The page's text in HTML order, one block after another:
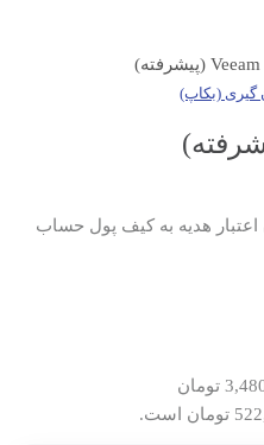
گیری (بکاپ)
دوره، ۱۵۰٬۰۰۰ تومان اعتبار هدیه به کیف پول حساب
قیمت اصلی 3,480,000 تومان